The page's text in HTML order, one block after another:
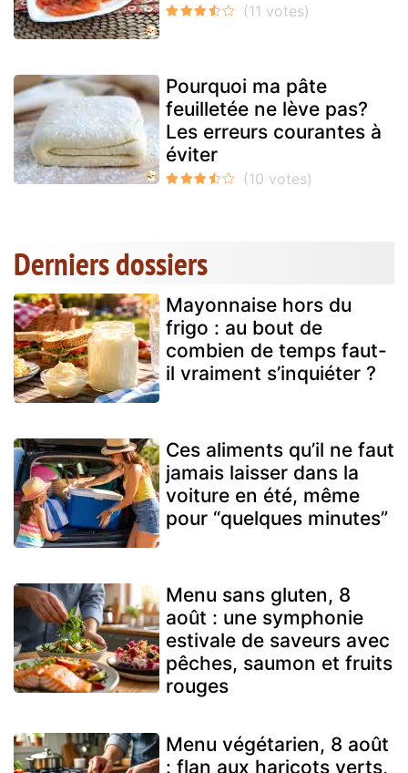
Pourquoi ma pâte
feuilletée ne lève pas?
Les erreurs courantes à
éviter
Derniers dossiers
Mayonnaise hors du
frigo : au bout de
combien de temps faut-
il vraiment s’inquiéter ?
Ces aliments qu’il ne faut
jamais laisser dans la
voiture en été, même
pour “quelques minutes”
Menu sans gluten, 8
août : une symphonie
estivale de saveurs avec
pêches, saumon et fruits
rouges
Menu végétarien, 8 août
: flan aux haricots verts,